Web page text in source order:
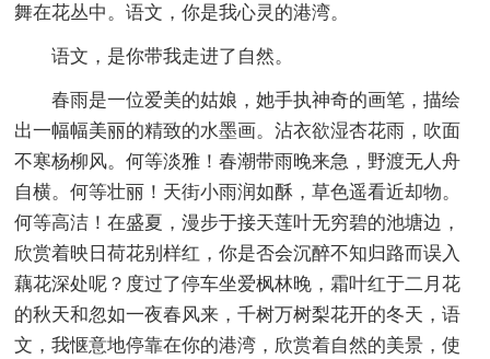
舞在花丛中。语文，你是我心灵的港湾。
语文，是你带我走进了自然。
春雨是一位爱美的姑娘，她手执神奇的画笔，描绘
出一幅幅美丽的精致的水墨画。沾衣欲湿杏花雨，吹面
不寒杨柳风。何等淡雅！春潮带雨晚来急，野渡无人舟
自横。何等壮丽！天街小雨润如酥，草色遥看近却物。
何等高洁！在盛夏，漫步于接天莲叶无穷碧的池塘边，
欣赏着映日荷花别样红，你是否会沉醉不知归路而误入
藕花深处呢？度过了停车坐爱枫林晚，霜叶红于二月花
的秋天和忽如一夜春风来，千树万树梨花开的冬天，语
文，我惬意地停靠在你的港湾，欣赏着自然的美景，使